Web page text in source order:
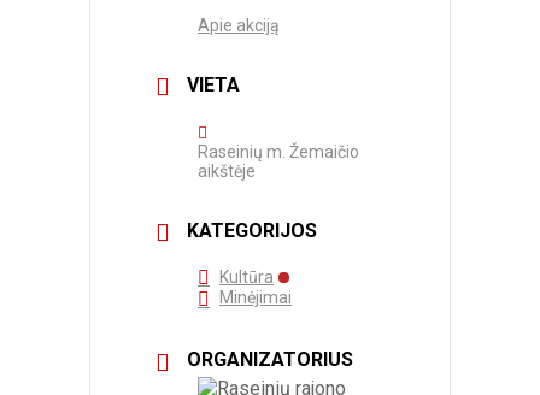
Apie akciją
VIETA
Raseinių m. Žemaičio
aikštėje
KATEGORIJOS
Kultūra
Minėjimai
ORGANIZATORIUS